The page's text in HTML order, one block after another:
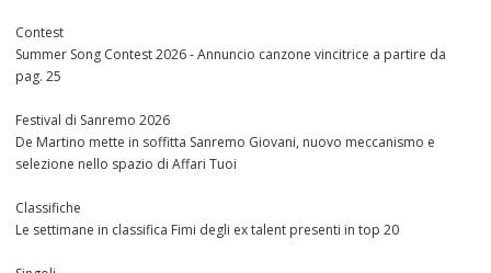
Contest
Summer Song Contest 2026 - Annuncio canzone vincitrice a partire da
pag. 25
Festival di Sanremo 2026
De Martino mette in soffitta Sanremo Giovani, nuovo meccanismo e
selezione nello spazio di Affari Tuoi
Classifiche
Le settimane in classifica Fimi degli ex talent presenti in top 20